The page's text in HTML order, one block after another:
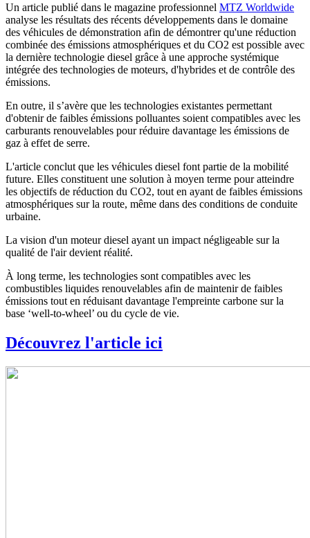
Un article publié dans le magazine professionnel MTZ Worldwide
analyse les résultats des récents développements dans le domaine
des véhicules de démonstration afin de démontrer qu'une réduction
combinée des émissions atmosphériques et du CO2 est possible avec
la dernière technologie diesel grâce à une approche systémique
intégrée des technologies de moteurs, d'hybrides et de contrôle des
émissions.
En outre, il s’avère que les technologies existantes permettant
d'obtenir de faibles émissions polluantes soient compatibles avec les
carburants renouvelables pour réduire davantage les émissions de
gaz à effet de serre.
L'article conclut que les véhicules diesel font partie de la mobilité
future. Elles constituent une solution à moyen terme pour atteindre
les objectifs de réduction du CO2, tout en ayant de faibles émissions
atmosphériques sur la route, même dans des conditions de conduite
urbaine.
La vision d'un moteur diesel ayant un impact négligeable sur la
qualité de l'air devient réalité.
À long terme, les technologies sont compatibles avec les
combustibles liquides renouvelables afin de maintenir de faibles
émissions tout en réduisant davantage l'empreinte carbone sur la
base ‘well-to-wheel’ ou du cycle de vie.
Découvrez l'article ici